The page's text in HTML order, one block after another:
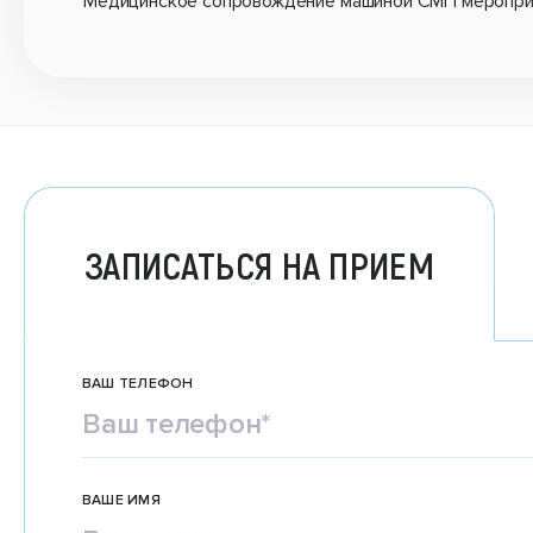
ЗАПИСАТЬСЯ НА ПРИЕМ
ВАШ ТЕЛЕФОН
ВАШЕ ИМЯ